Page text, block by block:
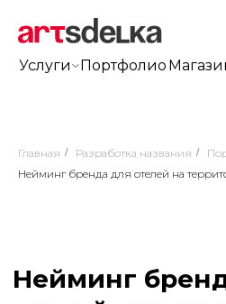
Услуги Портфолио
Главная / Разработка названия /
Нейминг бренда для отелей на